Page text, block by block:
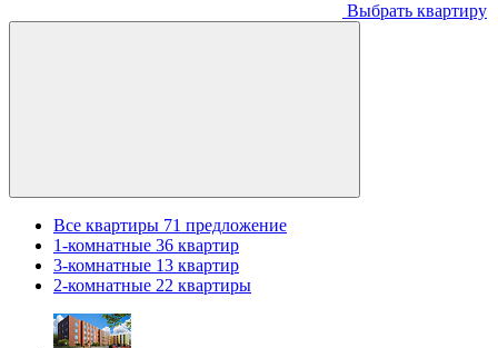
Выбрать квартиру
Все квартиры 71 предложение
1-комнатные 36 квартир
3-комнатные 13 квартир
2-комнатные 22 квартиры